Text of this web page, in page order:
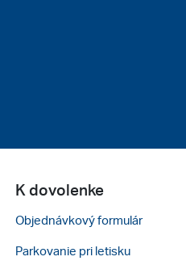
K dovolenke
Objednávkový formulár
Parkovanie pri letisku